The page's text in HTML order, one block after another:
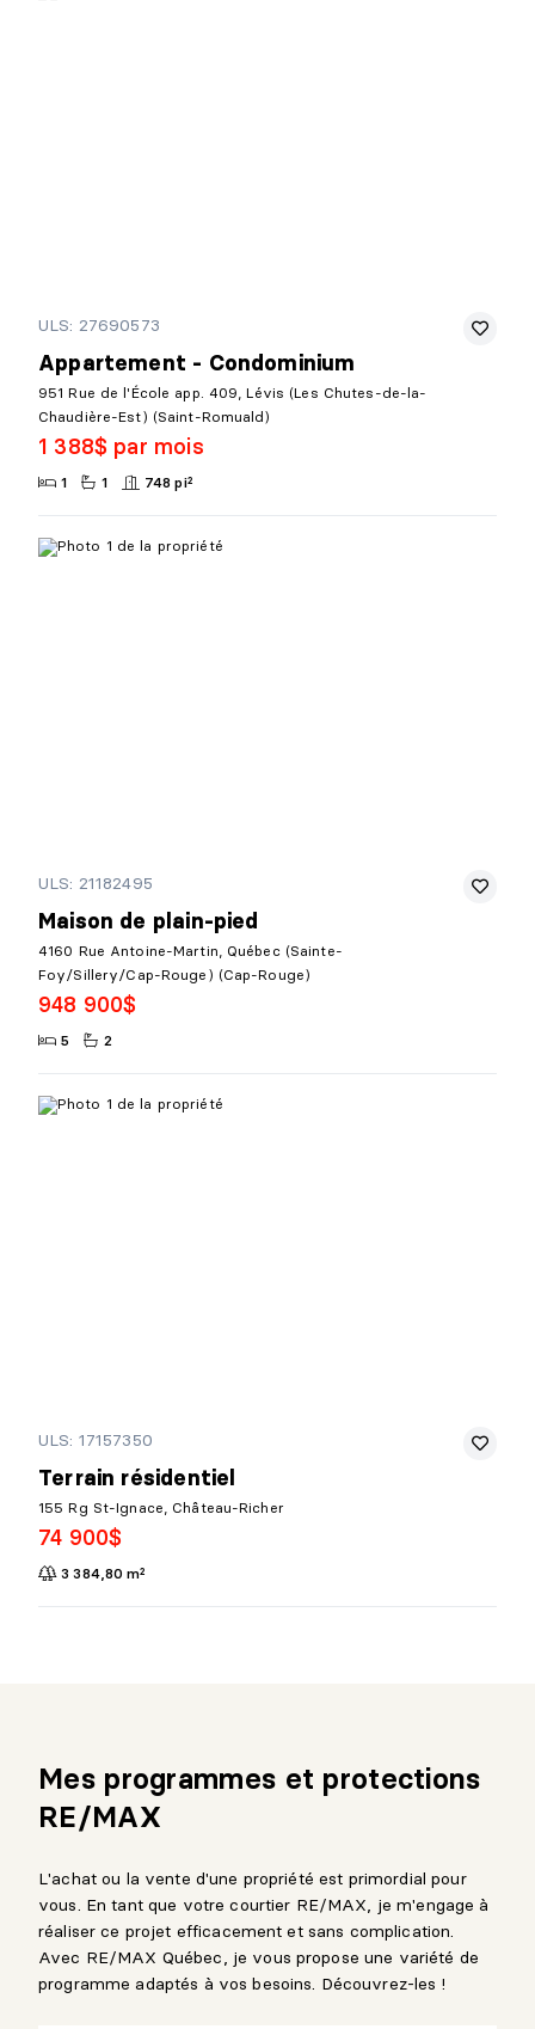
ULS: 27690573
Appartement - Condominium
951 Rue de l'École app. 409, Lévis (Les Chutes-de-la-
Chaudière-Est) (Saint-Romuald)
1 388$ par mois
1 1 748 pi²
ULS: 21182495
Maison de plain-pied
4160 Rue Antoine-Martin, Québec (Sainte-
Foy/Sillery/Cap-Rouge) (Cap-Rouge)
948 900$
5 2
ULS: 17157350
Terrain résidentiel
155 Rg St-Ignace, Château-Richer
74 900$
3 384,80 m²
Mes programmes et protections
RE/MAX
L'achat ou la vente d'une propriété est primordial pour
vous. En tant que votre courtier RE/MAX, je m'engage à
réaliser ce projet efficacement et sans complication.
Avec RE/MAX Québec, je vous propose une variété de
programme adaptés à vos besoins. Découvrez-les !